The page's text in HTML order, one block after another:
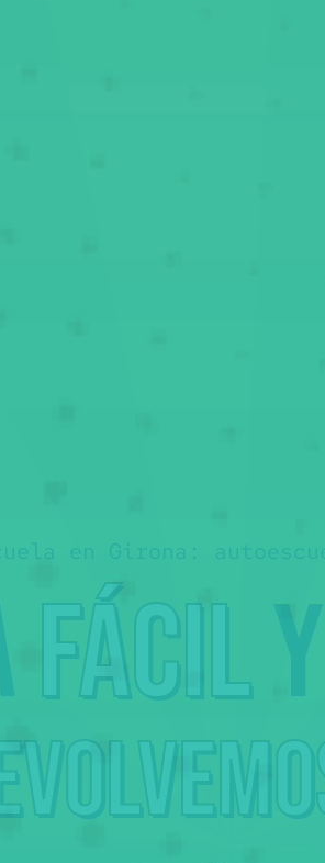
en Girona:
fácil